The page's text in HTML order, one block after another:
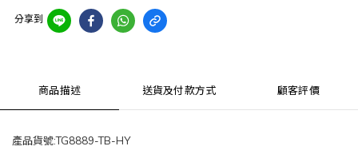
分享到
商品描述 送貨及付款方式 顧客評價
產品貨號:TG8889-TB-HY